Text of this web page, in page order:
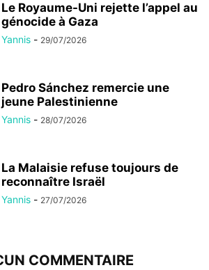
Le Royaume-Uni rejette l’appel au
génocide à Gaza
Yannis - 29/07/2026
Pedro Sánchez remercie une
jeune Palestinienne
Yannis - 28/07/2026
La Malaisie refuse toujours de
reconnaître Israël
Yannis - 27/07/2026
COMMENTAIRE